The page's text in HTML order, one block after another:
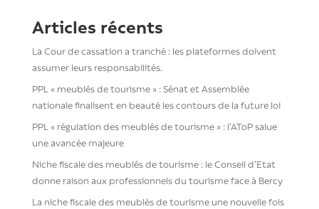
Articles récents
La Cour de cassation a tranché : les plateformes doivent
assumer leurs responsabilités.
PPL « meublés de tourisme » : Sénat et Assemblée
nationale finalisent en beauté les contours de la future loi
PPL « régulation des meublés de tourisme » : l’AToP salue
une avancée majeure
Niche fiscale des meublés de tourisme : le Conseil d’Etat
donne raison aux professionnels du tourisme face à Bercy
La niche fiscale des meublés de tourisme une nouvelle fois